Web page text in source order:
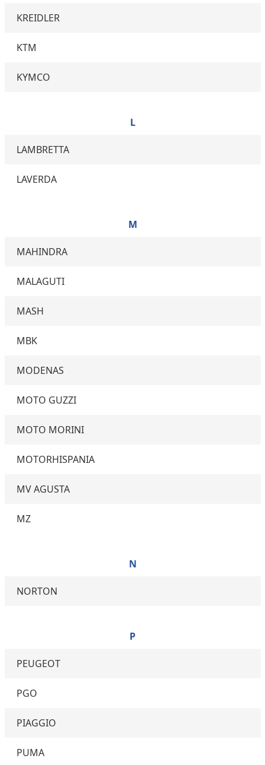
KREIDLER
KTM
KYMCO
L
LAMBRETTA
LAVERDA
M
MAHINDRA
MALAGUTI
MASH
MBK
MODENAS
MOTO GUZZI
MOTO MORINI
MOTORHISPANIA
MV AGUSTA
MZ
N
NORTON
P
PEUGEOT
PGO
PIAGGIO
PUMA